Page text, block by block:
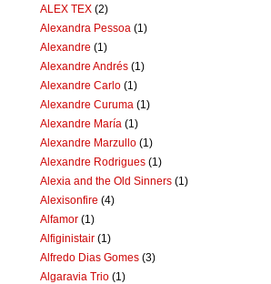
ALEX TEX (2)
Alexandra Pessoa (1)
Alexandre (1)
Alexandre Andrés (1)
Alexandre Carlo (1)
Alexandre Curuma (1)
Alexandre María (1)
Alexandre Marzullo (1)
Alexandre Rodrigues (1)
Alexia and the Old Sinners (1)
Alexisonfire (4)
Alfamor (1)
Alfiginistair (1)
Alfredo Dias Gomes (3)
Algaravia Trio (1)